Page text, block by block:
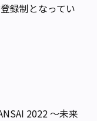
録制となってい
2022 ～未来